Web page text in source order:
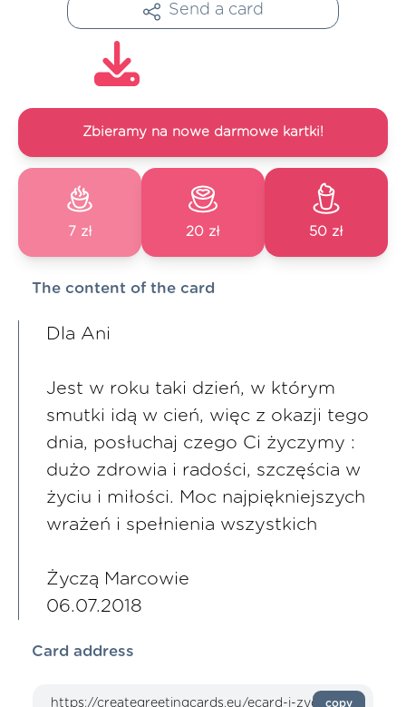
Send a card
Zbieramy na nowe darmowe kartki!
7 zł 20 zł 50 zł
The content of the card
Dla Ani
Jest w roku taki dzień, w którym
smutki idą w cień, więc z okazji tego
dnia, posłuchaj czego Ci życzymy :
dużo zdrowia i radości, szczęścia w
życiu i miłości. Moc najpiękniejszych
wrażeń i spełnienia wszystkich
Życzą Marcowie
06.07.2018
Card address
copy